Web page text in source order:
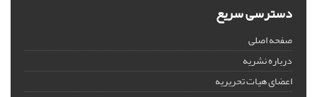
دسترسی سریع
صفحه اصلی
درباره نشریه
اعضای هیات تحریریه